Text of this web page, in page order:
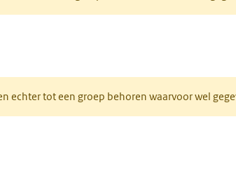
echter tot een groep behoren waarvoor wel